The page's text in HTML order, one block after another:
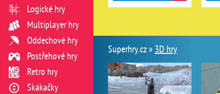
Superhry.cz » 3D hry
Logické hry
Multiplayer hry
Oddechové hry
Postřehové hry
Retro hry
Skákačky